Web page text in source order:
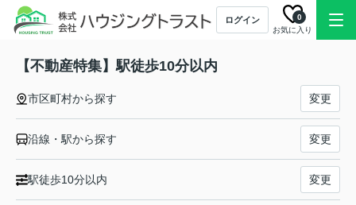
ログイン
お気に入り
0
【不動産特集】駅徒歩10分以内
市区町村から探す 変更
沿線・駅から探す 変更
駅徒歩10分以内 変更